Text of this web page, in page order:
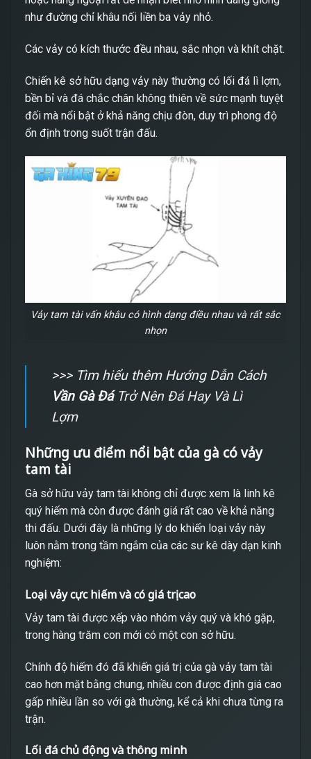
như đường chỉ khâu nối liền ba vảy nhỏ.
Các vảy có kích thước đều nhau, sắc nhọn và khít chặt.
Chiến kê sở hữu dạng vảy này thường có lối đá lì lợm,
bền bỉ và đá chắc chân không thiên về sức mạnh tuyệt
đối mà nổi bật ở khả năng chịu đòn, duy trì phong độ
ổn định trong suốt trận đấu.
Vảy tam tài vấn khâu có hình dạng điều nhau và rất sắc
nhọn
>>> Tìm hiểu thêm Hướng Dẫn Cách
Vần Gà ĐáTrở Nên Đá Hay Và Lì
Lợm
Những ưu điểm nổi bật của gà có vảy
tam tài
Gà sở hữu vảy tam tài không chỉ được xem là linh kê
quý hiếm mà còn được đánh giá rất cao về khả năng
thi đấu. Dưới đây là những lý do khiến loại vảy này
luôn nằm trong tầm ngắm của các sư kê dày dạn kinh
nghiệm:
Loại vảy cực hiếm và có giá trị cao
Vảy tam tài được xếp vào nhóm vảy quý và khó gặp,
trong hàng trăm con mới có một con sở hữu.
Chính độ hiếm đó đã khiến giá trị của gà vảy tam tài
cao hơn mặt bằng chung, nhiều con được định giá cao
gấp nhiều lần so với gà thường, kể cả khi chưa từng ra
trận.
Lối đá chủ động và thông minh